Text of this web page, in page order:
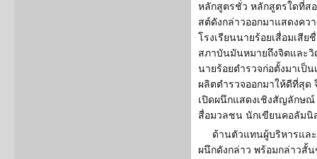
หลักสูตรชั่ว หลักสูตรใดที่ส
สต์ดังกล่าวออกมาแสดงคว
โรงเรียนนายร้อยเสื่อมเสีย
สภาบันมันหมายถึงจิตและ
นายร้อยตำรวจก่อตั้งมาเป็
ผลิตตำรวจออกมาให้ดีที่สุด
เปิดผนึกแสดงเชิงสัญลักษ
สื่อมวลชน นักเขียนคอลัมนิ
ด้านตัวแทนผู้บริหารแล
ผนึกดังกล่าว พร้อมกล่าวสั้